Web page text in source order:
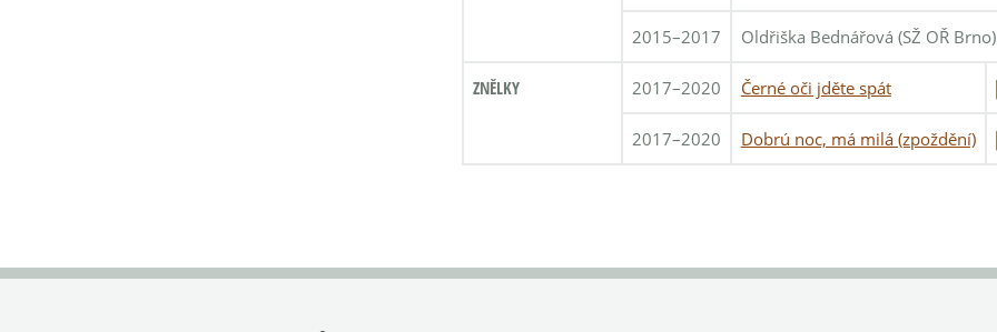
2015–2017 Oldřiška Bednářová (SŽ OŘ Brno)
ZNĚLKY 2017–2020 Černé oči jděte spát
2017–2020 Dobrú noc, má milá (zpoždění)